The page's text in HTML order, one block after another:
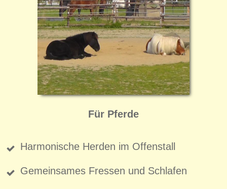
Für Pferde
Harmonische Herden im Offenstall
Gemeinsames Fressen und Schlafen